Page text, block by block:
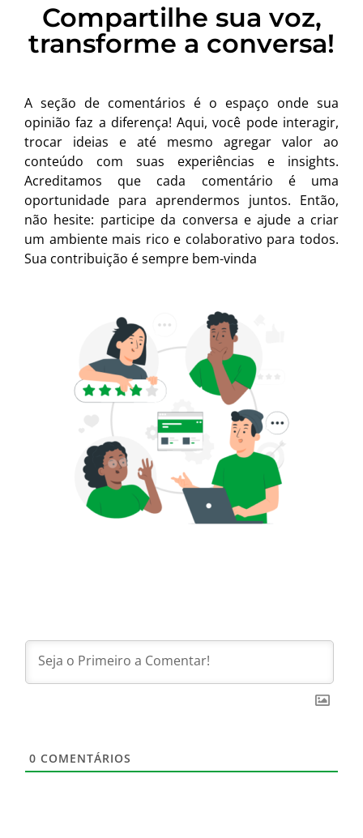
Compartilhe sua voz,
transforme a conversa!
A seção de comentários é o espaço onde sua
opinião faz a diferença! Aqui, você pode interagir,
trocar ideias e até mesmo agregar valor ao
conteúdo com suas experiências e insights.
Acreditamos que cada comentário é uma
oportunidade para aprendermos juntos. Então,
não hesite: participe da conversa e ajude a criar
um ambiente mais rico e colaborativo para todos.
Sua contribuição é sempre bem-vinda
0 COMENTÁRIOS